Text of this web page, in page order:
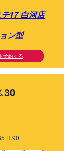
17 白河店
ン型
予約する
30
H.90